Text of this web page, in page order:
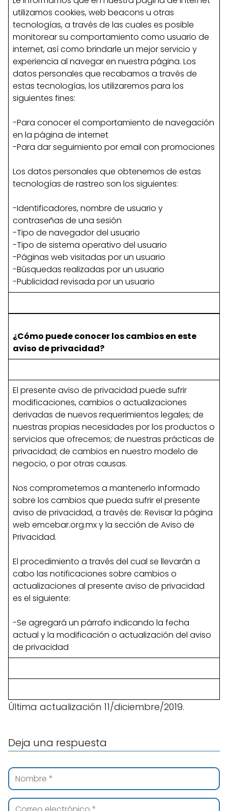
utilizamos cookies, web beacons u otras
tecnologías, a través de las cuales es posible
monitorear su comportamiento como usuario de
internet, así como brindarle un mejor servicio y
experiencia al navegar en nuestra página. Los
datos personales que recabamos a través de
estas tecnologías, los utilizaremos para los
siguientes fines:
-Para conocer el comportamiento de navegación
en la página de internet
-Para dar seguimiento por email con promociones
Los datos personales que obtenemos de estas
tecnologías de rastreo son los siguientes:
-Identificadores, nombre de usuario y
contraseñas de una sesión
-Tipo de navegador del usuario
-Tipo de sistema operativo del usuario
-Páginas web visitadas por un usuario
-Búsquedas realizadas por un usuario
-Publicidad revisada por un usuario
¿Cómo puede conocer los cambios en este
aviso de privacidad?
El presente aviso de privacidad puede sufrir
modificaciones, cambios o actualizaciones
derivadas de nuevos requerimientos legales; de
nuestras propias necesidades por los productos o
servicios que ofrecemos; de nuestras prácticas de
privacidad; de cambios en nuestro modelo de
negocio, o por otras causas.
Nos comprometemos a mantenerlo informado
sobre los cambios que pueda sufrir el presente
aviso de privacidad, a través de: Revisar la página
web emcebar.org.mx y la sección de Aviso de
Privacidad.
El procedimiento a través del cual se llevarán a
cabo las notificaciones sobre cambios o
actualizaciones al presente aviso de privacidad
es el siguiente:
-Se agregará un párrafo indicando la fecha
actual y la modificación o actualización del aviso
de privacidad
Última actualización 11/diciembre/2019.
Deja una respuesta